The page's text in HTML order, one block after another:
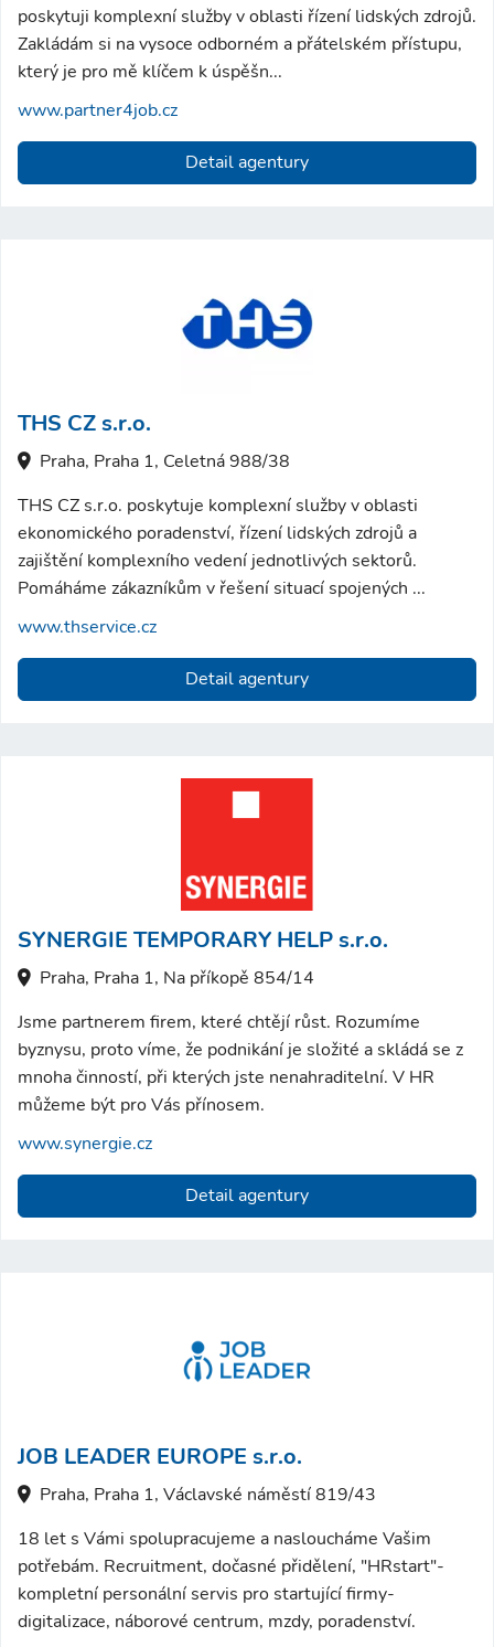
poskytuji komplexní služby v oblasti řízení lidských zdrojů.
Zakládám si na vysoce odborném a přátelském přístupu,
který je pro mě klíčem k úspěšn...
www.partner4job.cz
Detail agentury
THS CZ s.r.o.
Praha, Praha 1, Celetná 988/38
THS CZ s.r.o. poskytuje komplexní služby v oblasti
ekonomického poradenství, řízení lidských zdrojů a
zajištění komplexního vedení jednotlivých sektorů.
Pomáháme zákazníkům v řešení situací spojených ...
www.thservice.cz
Detail agentury
SYNERGIE TEMPORARY HELP s.r.o.
Praha, Praha 1, Na příkopě 854/14
Jsme partnerem firem, které chtějí růst. Rozumíme
byznysu, proto víme, že podnikání je složité a skládá se z
mnoha činností, při kterých jste nenahraditelní. V HR
můžeme být pro Vás přínosem.
www.synergie.cz
Detail agentury
JOB LEADER EUROPE s.r.o.
Praha, Praha 1, Václavské náměstí 819/43
18 let s Vámi spolupracujeme a nasloucháme Vašim
potřebám. Recruitment, dočasné přidělení, "HRstart"-
kompletní personální servis pro startující firmy-
digitalizace, náborové centrum, mzdy, poradenství.